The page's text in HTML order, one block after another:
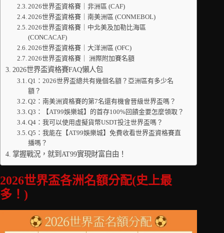
2026世界盃資格賽｜非洲區 (CAF)
2026世界盃資格賽｜南美洲區 (CONMEBOL)
2026世界盃資格賽｜中北美及加勒比海區
(CONCACAF)
2026世界盃資格賽｜大洋洲區 (OFC)
2026世界盃資格賽｜ 洲際附加賽名額
2026世界盃資格賽FAQ懶人包
Q1：2026世界盃總共有幾個名額？亞洲區有多少名
額？
Q2：南美洲資格賽的第7名還有機會晉級世界盃嗎？
Q3：【AT99娛樂城】的首存100%回饋金要怎麼領取？
Q4：我可以使用虛擬貨幣USDT投注世界盃嗎？
Q5：我能在【AT99娛樂城】免費收看世界盃資格賽直
播嗎？
掌握戰況，就到AT99實現財富自由！
2026世界盃各洲名額分配(史上最
多！)